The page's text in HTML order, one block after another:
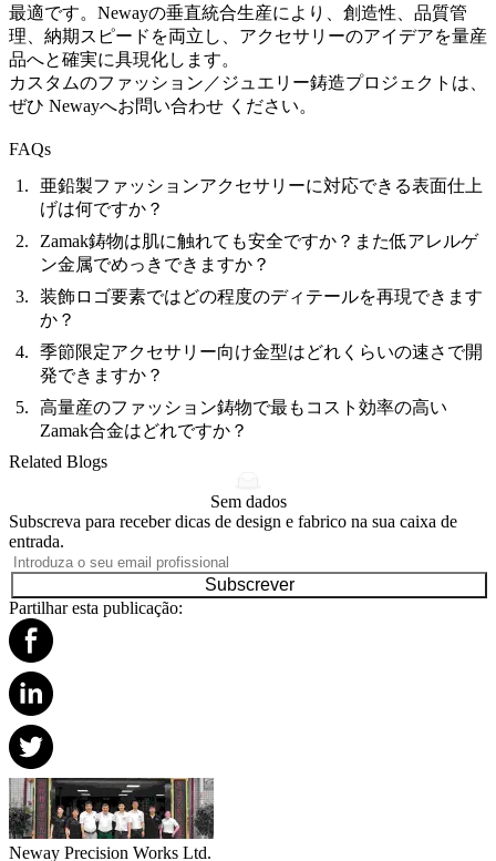
最適です。Newayの垂直統合生産により、創造性、品質管
理、納期スピードを両立し、アクセサリーのアイデアを量産
品へと確実に具現化します。
カスタムのファッション／ジュエリー鋳造プロジェクトは、
ぜひ Newayへお問い合わせ ください。
FAQs
亜鉛製ファッションアクセサリーに対応できる表面仕上
げは何ですか？
Zamak鋳物は肌に触れても安全ですか？また低アレルゲ
ン金属でめっきできますか？
装飾ロゴ要素ではどの程度のディテールを再現できます
か？
季節限定アクセサリー向け金型はどれくらいの速さで開
発できますか？
高量産のファッション鋳物で最もコスト効率の高い
Zamak合金はどれですか？
Related Blogs
Sem dados
Subscreva para receber dicas de design e fabrico na sua caixa de
entrada.
Subscrever
Partilhar esta publicação:
Neway Precision Works Ltd.